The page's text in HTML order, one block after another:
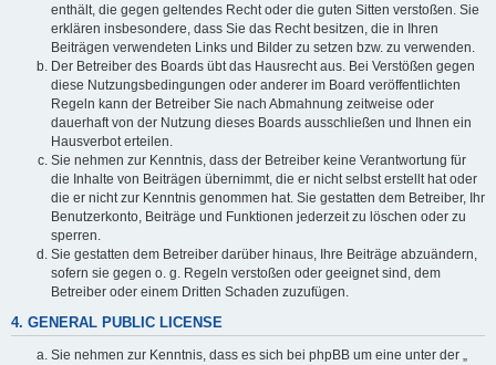
enthält, die gegen geltendes Recht oder die guten Sitten verstoßen. Sie
erklären insbesondere, dass Sie das Recht besitzen, die in Ihren
Beiträgen verwendeten Links und Bilder zu setzen bzw. zu verwenden.
Der Betreiber des Boards übt das Hausrecht aus. Bei Verstößen gegen
diese Nutzungsbedingungen oder anderer im Board veröffentlichten
Regeln kann der Betreiber Sie nach Abmahnung zeitweise oder
dauerhaft von der Nutzung dieses Boards ausschließen und Ihnen ein
Hausverbot erteilen.
Sie nehmen zur Kenntnis, dass der Betreiber keine Verantwortung für
die Inhalte von Beiträgen übernimmt, die er nicht selbst erstellt hat oder
die er nicht zur Kenntnis genommen hat. Sie gestatten dem Betreiber, Ihr
Benutzerkonto, Beiträge und Funktionen jederzeit zu löschen oder zu
sperren.
Sie gestatten dem Betreiber darüber hinaus, Ihre Beiträge abzuändern,
sofern sie gegen o. g. Regeln verstoßen oder geeignet sind, dem
Betreiber oder einem Dritten Schaden zuzufügen.
4. GENERAL PUBLIC LICENSE
Sie nehmen zur Kenntnis, dass es sich bei phpBB um eine unter der „